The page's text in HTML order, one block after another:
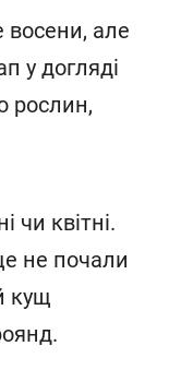
восени, але
у догляді
рослин,
чи квітні.
не почали
кущ